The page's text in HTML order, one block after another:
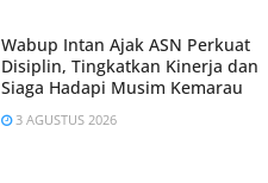
Wabup Intan Ajak ASN Perkuat
Disiplin, Tingkatkan Kinerja dan
Siaga Hadapi Musim Kemarau
3 AGUSTUS 2026